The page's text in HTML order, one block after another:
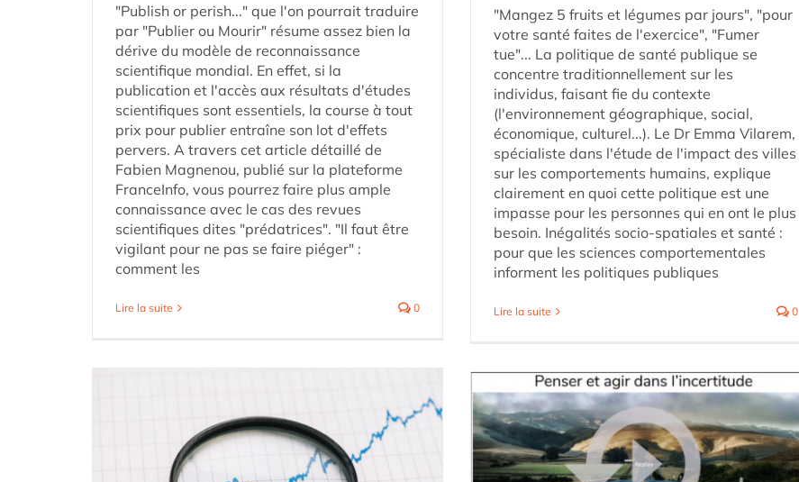
"Mangez 5 fruits et légumes par jours", "pour
votre santé faites de l'exercice", "Fumer
tue"... La politique de santé publique se
concentre traditionnellement sur les
individus, faisant fie du contexte
(l'environnement géographique, social,
économique, culturel...). Le Dr Emma Vilarem,
spécialiste dans l'étude de l'impact des villes
sur les comportements humains, explique
clairement en quoi cette politique est une
impasse pour les personnes qui en ont le plus
besoin. Inégalités socio-spatiales et santé :
pour que les sciences comportementales
informent les politiques publiques
Lire la suite 0
"Publish or perish..." que l'on pourrait traduire
par "Publier ou Mourir" résume assez bien la
dérive du modèle de reconnaissance
scientifique mondial. En effet, si la
publication et l'accès aux résultats d'études
scientifiques sont essentiels, la course à tout
prix pour publier entraîne son lot d'effets
pervers. A travers cet article détaillé de
Fabien Magnenou, publié sur la plateforme
FranceInfo, vous pourrez faire plus ample
connaissance avec le cas des revues
scientifiques dites "prédatrices". "Il faut être
vigilant pour ne pas se faire piéger" :
comment les
Lire la suite 0